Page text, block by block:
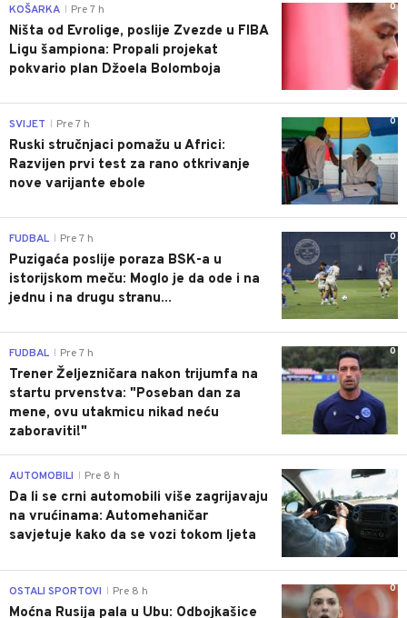
0
KOŠARKA Pre 7 h
Ništa od Evrolige, poslije Zvezde u FIBA
Ligu šampiona: Propali projekat
pokvario plan Džoela Bolomboja
0
SVIJET Pre 7 h
Ruski stručnjaci pomažu u Africi:
Razvijen prvi test za rano otkrivanje
nove varijante ebole
0
FUDBAL Pre 7 h
Puzigaća poslije poraza BSK-a u
istorijskom meču: Moglo je da ode i na
jednu i na drugu stranu...
0
FUDBAL Pre 7 h
Trener Željezničara nakon trijumfa na
startu prvenstva: "Poseban dan za
mene, ovu utakmicu nikad neću
zaboraviti!"
0
AUTOMOBILI Pre 8 h
Da li se crni automobili više zagrijavaju
na vrućinama: Automehaničar
savjetuje kako da se vozi tokom ljeta
0
OSTALI SPORTOVI Pre 8 h
Moćna Rusija pala u Ubu: Odbojkašice